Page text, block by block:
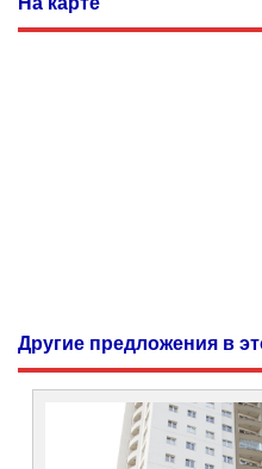
Другие предложения в